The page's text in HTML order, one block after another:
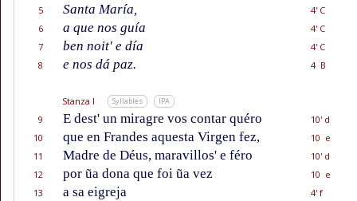
5
Santa María,
4' C
6
a que nos guía
4' C
7
ben noit' e día
4' C
8
e nos dá paz. 4 B
Stanza I Syllables IPA
9 E dest' un miragre vos contar quéro
10' d
10
que en Frandes aquesta Virgen fez,
10 e
11
Madre de Déus, maravillos' e féro
10' d
12
por ũa dona que foi ũa vez
10 e
13
a sa eigreja
4' f